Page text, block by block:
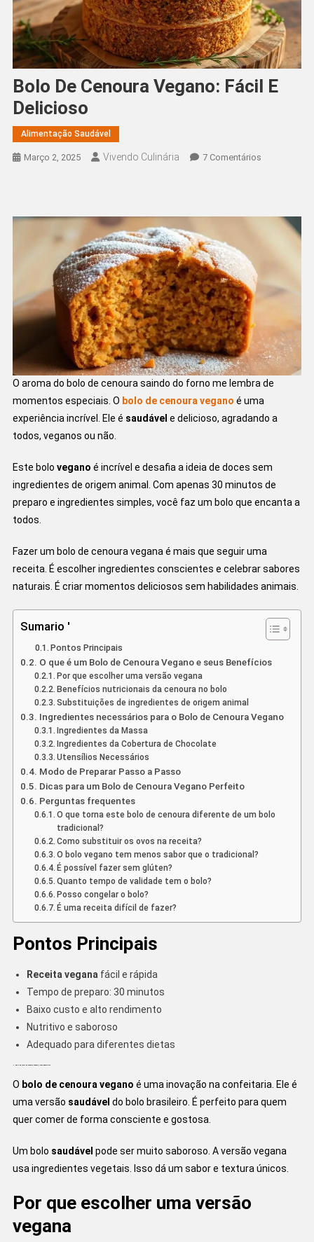
Bolo De Cenoura Vegano: Fácil E
Delicioso
Alimentação Saudável
Março 2, 2025 Vivendo Culinária 7 ComentáriosEm
Vegano:
O aroma do bolo de cenoura saindo do forno me lembra de
momentos especiais. O bolo de cenoura vegano é uma
experiência incrível. Ele é saudável e delicioso, agradando a
todos, veganos ou não.
Este bolo vegano é incrível e desafia a ideia de doces sem
ingredientes de origem animal. Com apenas 30 minutos de
preparo e ingredientes simples, você faz um bolo que encanta a
todos.
Fazer um bolo de cenoura vegana é mais que seguir uma
receita. É escolher ingredientes conscientes e celebrar sabores
naturais. É criar momentos deliciosos sem habilidades animais.
Sumario '
Pontos Principais
O que é um Bolo de Cenoura Vegano e seus Benefícios
Por que escolher uma versão vegana
Benefícios nutricionais da cenoura no bolo
Substituições de ingredientes de origem animal
Ingredientes necessários para o Bolo de Cenoura Vegano
Ingredientes da Massa
Ingredientes da Cobertura de Chocolate
Utensílios Necessários
Modo de Preparar Passo a Passo
Dicas para um Bolo de Cenoura Vegano Perfeito
Perguntas frequentes
O que torna este bolo de cenoura diferente de um bolo
tradicional?
Como substituir os ovos na receita?
O bolo vegano tem menos sabor que o tradicional?
É possível fazer sem glúten?
Quanto tempo de validade tem o bolo?
Posso congelar o bolo?
É uma receita difícil de fazer?
Pontos Principais
Receita veganafácil e rápida
Tempo de preparo: 30 minutos
Baixo custo e alto rendimento
Nutritivo e saboroso
Adequado para diferentes dietas
O que é um Bolo de Cenoura Vegano e seus Benefícios
O bolo de cenoura vegano é uma inovação na confeitaria. Ele é
uma versão saudável do bolo brasileiro. É perfeito para quem
quer comer de forma consciente e gostosa.
Um bolo saudável pode ser muito saboroso. A versão vegana
usa ingredientes vegetais. Isso dá um sabor e textura únicos.
Por que escolher uma versão
vegana